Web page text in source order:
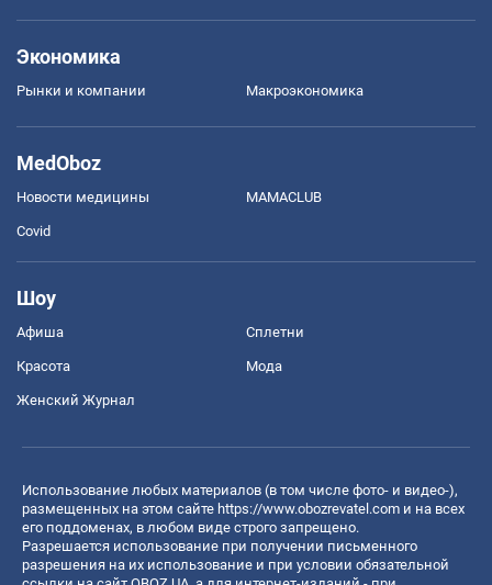
Экономика
Рынки и компании Mакроэкономика
MedOboz
Новости медицины MAMACLUB
Covid
Шоу
Афиша Сплетни
Красота Мода
Женский Журнал
Использование любых материалов (в том числе фото- и видео-),
размещенных на этом сайте https://www.obozrevatel.com и на всех
его поддоменах, в любом виде строго запрещено.
Разрешается использование при получении письменного
разрешения на их использование и при условии обязательной